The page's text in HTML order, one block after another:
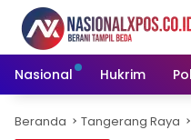
Langsung
konten
Nasional
Hukrim
Beranda Tangerang Raya